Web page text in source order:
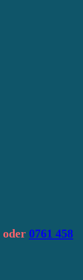
oder 0761 458